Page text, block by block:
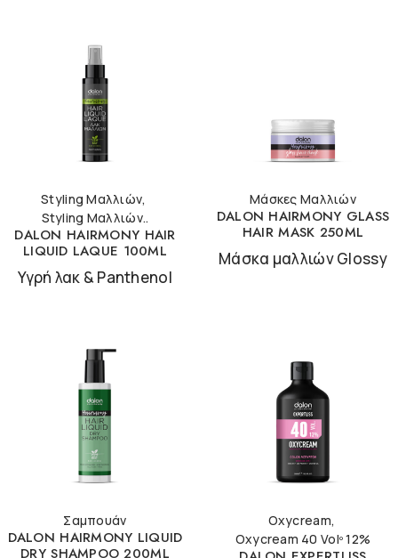
Styling Μαλλιών,
Styling Μαλλιών..
DALON HAIRMONY HAIR
LIQUID LAQUE 100ML
Υγρή λακ & Panthenol
Μάσκες Μαλλιών
DALON HAIRMONY GLASS
HAIR MASK 250ML
Μάσκα μαλλιών Glossy
Σαμπουάν
DALON HAIRMONY LIQUID
DRY SHAMPOO 200ML
Oxycream,
Oxycream 40 Volº 12%